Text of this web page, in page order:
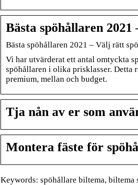
Bästa spöhållaren
Bästa spöhållaren 2021 – Välj rätt
Vi har utvärderat ett antal omtyckta
spöhållaren i olika prisklasser. Detta
premium, mellan och budget.
Tja nån av er som
Montera fäste för
Keywords: spöhållare biltema, biltema